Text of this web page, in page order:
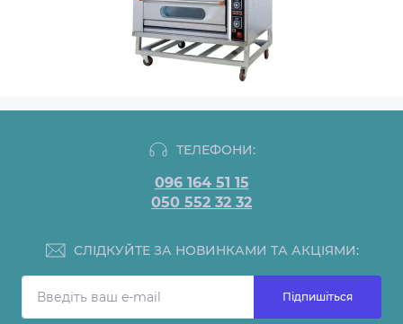
ТЕЛЕФОНИ:
096 164 51 15
050 552 32 32
СЛІДКУЙТЕ ЗА НОВИНКАМИ ТА АКЦІЯМИ:
Підпишіться